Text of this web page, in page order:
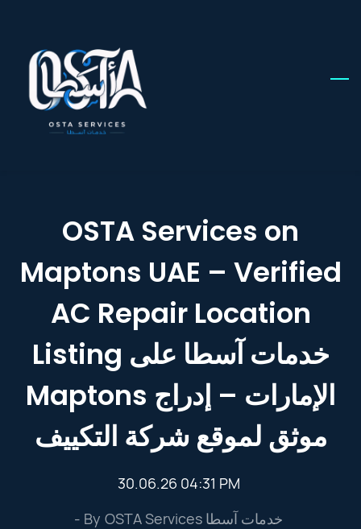
main
content
OSTA Services on
Maptons UAE – Verified
AC Repair Location
Listing خدمات آسطا على
Maptons الإمارات – إدراج
موثق لموقع شركة التكييف
30.06.26 04:31 PM
- By
OSTA Services خدمات آسطا